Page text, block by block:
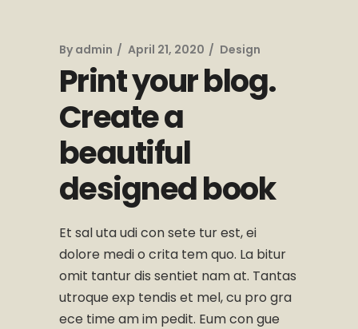
By admin April 21, 2020 Design
Print your blog.
Create a
beautiful
designed book
Et sal uta udi con sete tur est, ei
dolore medi o crita tem quo. La bitur
omit tantur dis sentiet nam at. Tantas
utroque exp tendis et mel, cu pro gra
ece time am im pedit. Eum con gue